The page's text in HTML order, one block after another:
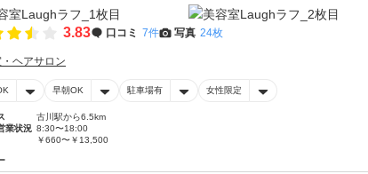
3.83 口コミ 7件 写真 24枚
ヘアサロン
早朝OK 駐車場有 女性限定
古川駅から6.5km
業状況 8:30〜18:00
￥660〜￥13,500